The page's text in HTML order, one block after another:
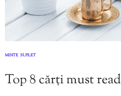
MINTE SUFLET
Top 8 cărți must read